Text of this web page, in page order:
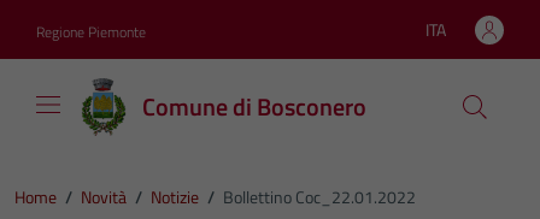
Regione Piemonte Lingua attiva:
ITA
Comune di Bosconero
Home / Novità / Notizie / Bollettino Coc_22.01.2022